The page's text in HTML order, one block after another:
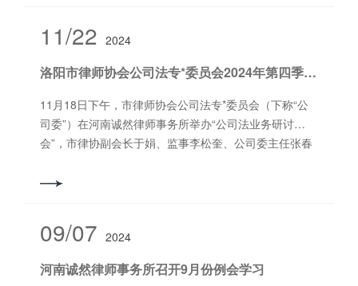
的服务态度为每位诚然家人提供坚实有力的后盾。 学
家分享《浅谈股东代表诉讼、股东直接诉讼涉及的法律
问题及诉讼策略》。郭亮律师简明扼要地将股东代表诉
讼、股东直接诉讼的含义及适用条件作出释明，并将其
承办的一起经典案例进行大篇幅详细的梳理。此案一波
搜集相关案例以及与承办法官的不懈沟通，***终取得了
此，他将本案涉及的所有事实与法律问题一一罗列，给
11/22 2024
洛阳市律师协会公司法专*委员会2024年第四季度业务研讨会召开
11月18日下午，市律师协会公司法专*委员会（下称“公
司委”）在河南诚然律师事务所举办“公司法业务研讨
会”，市律协副会长于娟、监事李松奎、公司委主任张春
会。本次会议由石会升召集组织并担任会议主持。杨景
司法律顾问业务开拓、新公司法中国有企业的特别规
享。参会律师就各自在公司法律业务中的经验与困惑展
09/07 2024
河南诚然律师事务所召开9月份例会学习